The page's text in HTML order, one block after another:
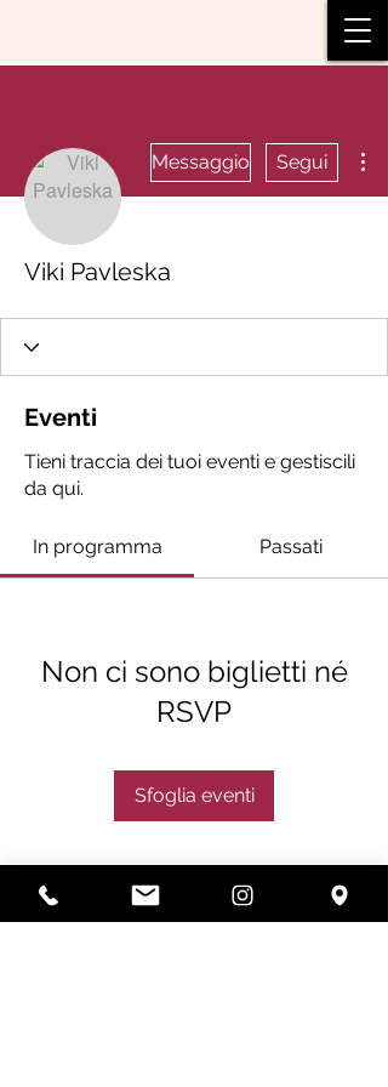
Messaggio Segui
Viki Pavleska
Eventi
Tieni traccia dei tuoi eventi e gestiscili
da qui.
In programma Passati
Non ci sono biglietti né
RSVP
Sfoglia eventi
Subscribe